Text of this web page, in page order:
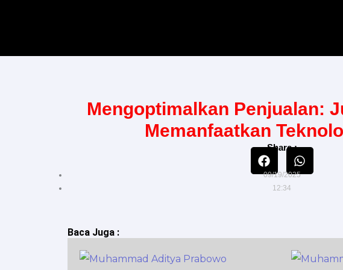
Mengoptimalkan Penjualan:
Memanfaatkan
Share :
09/19/2025
12:34
Baca Juga :